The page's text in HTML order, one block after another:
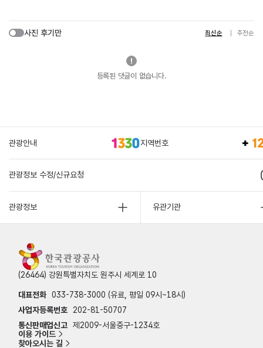
사진 후기만 최신순 추천순
등록된 댓글이 없습니다.
관광안내 지역번호
관광정보 수정/신규요청
관광정보 유관기관
(26464) 강원특별자치도 원주시 세계로 10
대표전화 033-738-3000 (유료, 평일 09시~18시)
사업자등록번호
202-81-50707
통신판매업신고 제2009-서울중구-1234호
이용 가이드
찾아오시는 길